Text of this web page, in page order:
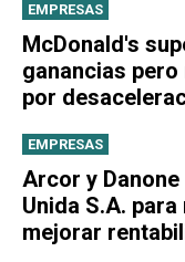
EMPRESAS
McDonald's
ganancias
por
EMPRESAS
Arcor y
Unida S.A.
mejorar